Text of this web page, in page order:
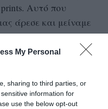
My Personal
sharing to third parties, or
information for
use the below opt-out
Αυτό που
άρεσε και μείναμε
συνδύασε με τις
τη σεζόν sock boots.
να λείπει η
ξαναποζάρει και την